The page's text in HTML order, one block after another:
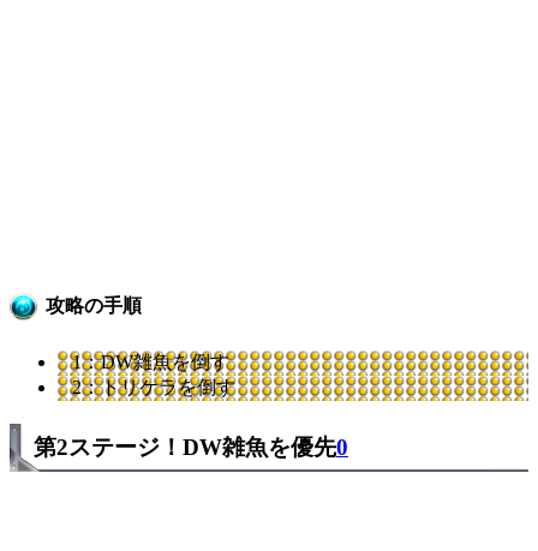
攻略の手順
1：DW雑魚を倒す
2：トリケラを倒す
第2ステージ！DW雑魚を優先0